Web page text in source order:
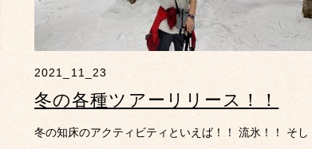
2021_11_23
冬の各種ツアーリリース！！
冬の知床のアクティビティといえば！！ 流氷！！ そし